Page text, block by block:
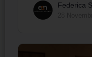
Federica